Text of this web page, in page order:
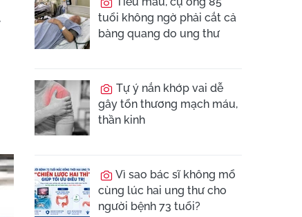
tuổi không ngờ phải cắt cả
bàng quang do ung thư
Tự ý nắn khớp vai dễ
gây tổn thương mạch máu,
thần kinh
Vì sao bác sĩ không mổ
cùng lúc hai ung thư cho
người bệnh 73 tuổi?